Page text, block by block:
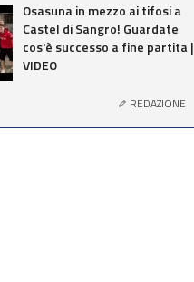
Osasuna in mezzo ai tifosi a
Castel di Sangro! Guardate
cos'è successo a fine partita |
VIDEO
REDAZIONE